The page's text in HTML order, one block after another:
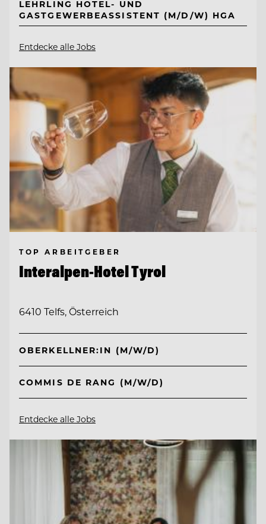
LEHRLING HOTEL- UND
GASTGEWERBEASSISTENT (M/D/W) HGA
Entdecke alle Jobs
TOP ARBEITGEBER
Interalpen-Hotel Tyrol
6410 Telfs, Österreich
OBERKELLNER:IN (M/W/D)
COMMIS DE RANG (M/W/D)
Entdecke alle Jobs